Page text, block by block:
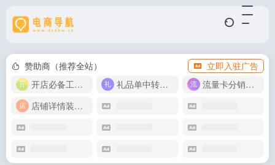
赞助商（推荐全站）
立即入驻广告
开店必备工具箱
礼品单中转同步单
流量卡分销代理
店铺详情装修模版